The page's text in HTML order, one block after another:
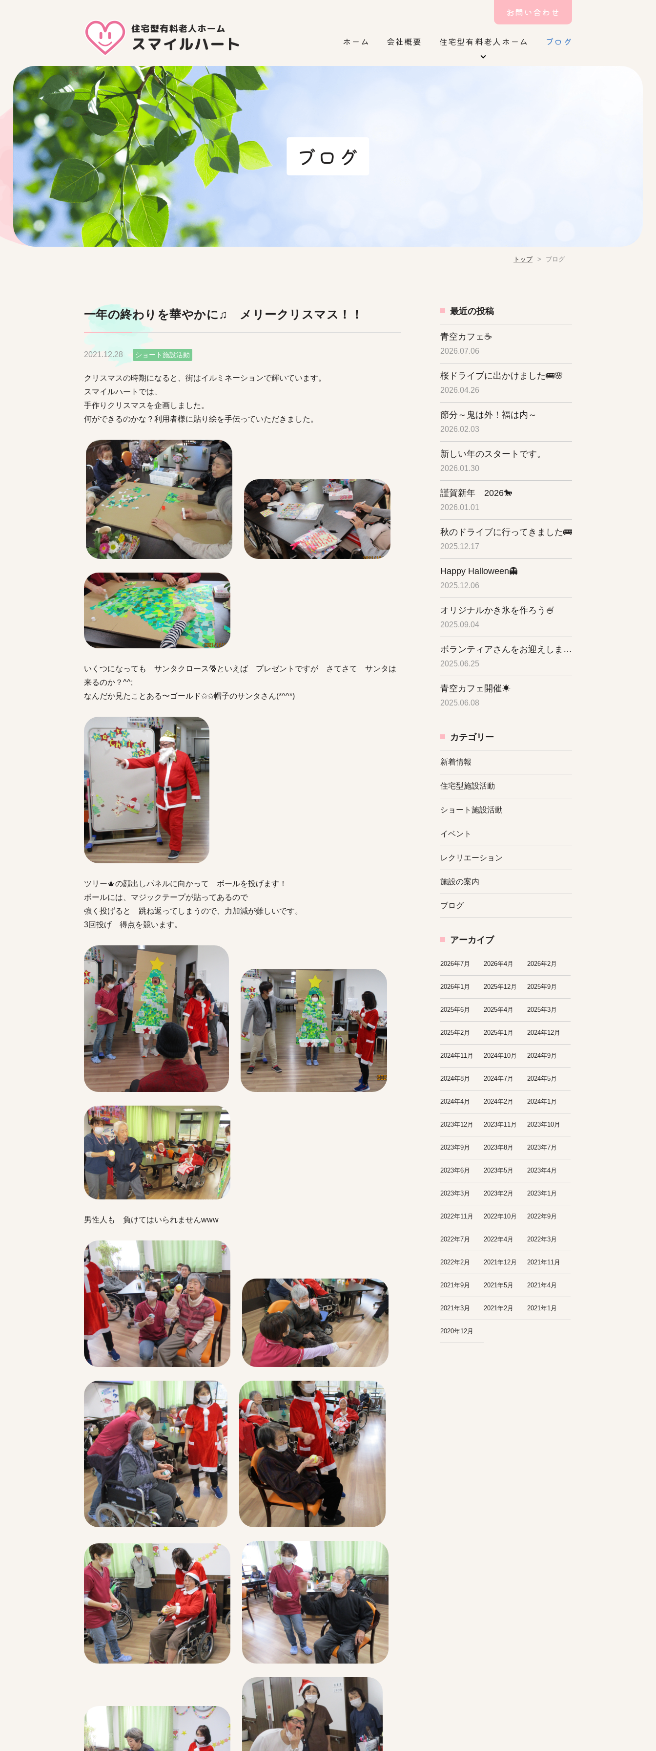
ホーム 会社概要 住宅型有料老人ホーム ブログ
お問い合わせ
ブログ
トップ ブログ
一年の終わりを華やかに♫ メリークリスマス！！
2021.12.28 ショート施設活動
クリスマスの時期になると、街はイルミネーションで輝いています。
スマイルハートでは、
手作りクリスマスを企画しました。
何ができるのかな？利用者様に貼り絵を手伝っていただきました。
いくつになっても サンタクロース🎅 といえば プレゼントですが さてさて サンタは
来るのか？^^;
なんだか見たことある〜ゴールド✩✩帽子のサンタさん(*^^*)
ツリー🎄の顔出しパネルに向かって ボールを投げます！
ボールには、マジックテープが貼ってあるので
強く投げると 跳ね返ってしまうので、力加減が難しいです。
3回投げ 得点を競います。
男性人も 負けてはいられませんwww
最近の投稿
青空カフェ☕
2026.07.06
桜ドライブに出かけました🚌🌸
2026.04.26
節分～鬼は外！福は内～
2026.02.03
新しい年のスタートです。
2026.01.30
謹賀新年 2026🐎
2026.01.01
秋のドライブに行ってきました🚌
2025.12.17
Happy Halloween👻
2025.12.06
オリジナルかき氷を作ろう🍧
2025.09.04
ボランティアさんをお迎えしました✨
2025.06.25
青空カフェ開催☀
2025.06.08
カテゴリー
新着情報
住宅型施設活動
ショート施設活動
イベント
レクリエーション
施設の案内
ブログ
アーカイブ
2026年7月 2026年4月 2026年2月
2026年1月 2025年12月 2025年9月
2025年6月 2025年4月 2025年3月
2025年2月 2025年1月 2024年12月
2024年11月 2024年10月 2024年9月
2024年8月 2024年7月 2024年5月
2024年4月 2024年2月 2024年1月
2023年12月 2023年11月 2023年10月
2023年9月 2023年8月 2023年7月
2023年6月 2023年5月 2023年4月
2023年3月 2023年2月 2023年1月
2022年11月 2022年10月 2022年9月
2022年7月 2022年4月 2022年3月
2022年2月 2021年12月 2021年11月
2021年9月 2021年5月 2021年4月
2021年3月 2021年2月 2021年1月
2020年12月